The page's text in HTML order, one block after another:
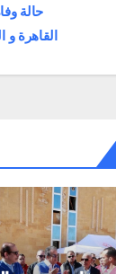
حالة
القاهرة و